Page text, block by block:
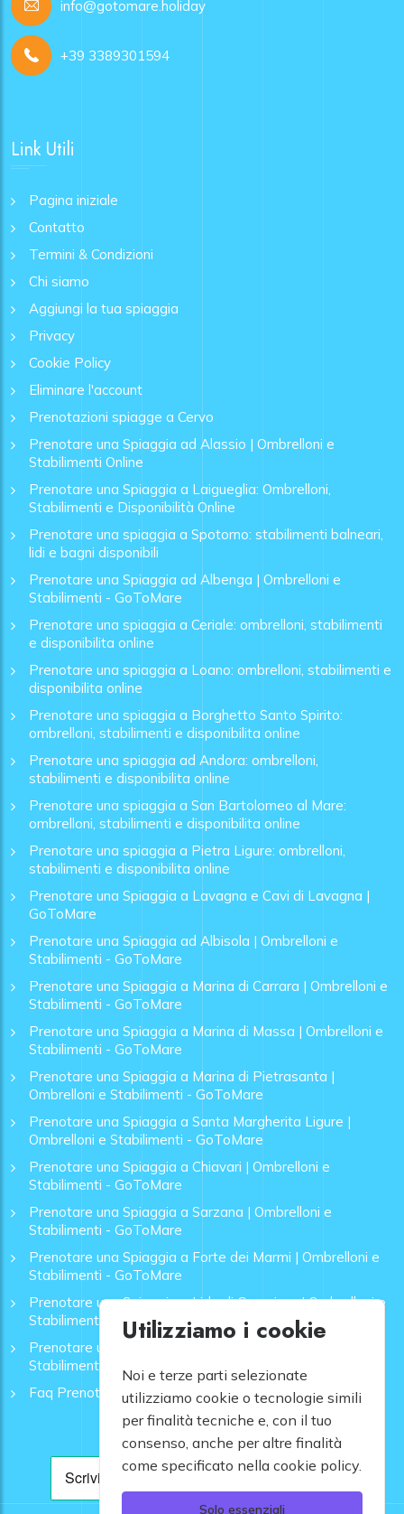
info@gotomare.holiday
+39 3389301594
Link Utili
Pagina iniziale
Contatto
Termini & Condizioni
Chi siamo
Aggiungi la tua spiaggia
Privacy
Cookie Policy
Eliminare l'account
Prenotazioni spiagge a Cervo
Prenotare una Spiaggia ad Alassio | Ombrelloni e
Stabilimenti Online
Prenotare una Spiaggia a Laigueglia: Ombrelloni,
Stabilimenti e Disponibilità Online
Prenotare una spiaggia a Spotorno: stabilimenti balneari,
lidi e bagni disponibili
Prenotare una Spiaggia ad Albenga | Ombrelloni e
Stabilimenti - GoToMare
Prenotare una spiaggia a Ceriale: ombrelloni, stabilimenti
e disponibilita online
Prenotare una spiaggia a Loano: ombrelloni, stabilimenti e
disponibilita online
Prenotare una spiaggia a Borghetto Santo Spirito:
ombrelloni, stabilimenti e disponibilita online
Prenotare una spiaggia ad Andora: ombrelloni,
stabilimenti e disponibilita online
Prenotare una spiaggia a San Bartolomeo al Mare:
ombrelloni, stabilimenti e disponibilita online
Prenotare una spiaggia a Pietra Ligure: ombrelloni,
stabilimenti e disponibilita online
Prenotare una Spiaggia a Lavagna e Cavi di Lavagna |
GoToMare
Prenotare una Spiaggia ad Albisola | Ombrelloni e
Stabilimenti - GoToMare
Prenotare una Spiaggia a Marina di Carrara | Ombrelloni e
Stabilimenti - GoToMare
Prenotare una Spiaggia a Marina di Massa | Ombrelloni e
Stabilimenti - GoToMare
Prenotare una Spiaggia a Marina di Pietrasanta |
Ombrelloni e Stabilimenti - GoToMare
Prenotare una Spiaggia a Santa Margherita Ligure |
Ombrelloni e Stabilimenti - GoToMare
Prenotare una Spiaggia a Chiavari | Ombrelloni e
Stabilimenti - GoToMare
Prenotare una Spiaggia a Sarzana | Ombrelloni e
Stabilimenti - GoToMare
Prenotare una Spiaggia a Forte dei Marmi | Ombrelloni e
Stabilimenti - GoToMare
Prenotare una Spiaggia a Lido di Camaiore | Ombrelloni e
Stabilimenti - GoToMare
Prenotare una Spiaggia a Rapallo | Ombrelloni e
Stabilimenti - GoToMare
Faq Prenotazione Spiagge
Utilizziamo i cookie
Noi e terze parti selezionate
utilizziamo cookie o tecnologie simili
per finalità tecniche e, con il tuo
consenso, anche per altre finalità
come specificato nella cookie policy.
Solo essenziali